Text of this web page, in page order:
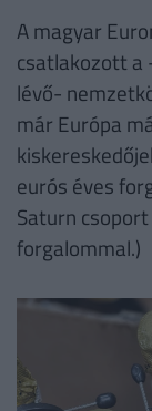
A magyar
csatlakozott a
lévő-
már Európa
eurós éves
Saturn
forgalommal.)